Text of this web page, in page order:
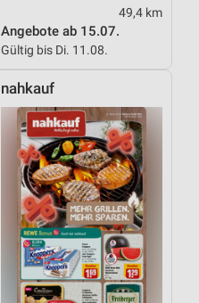
49,4 km
Angebote ab 15.07.
Gültig bis Di. 11.08.
nahkauf